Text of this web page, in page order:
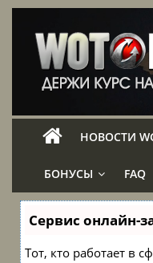
НОВОСТИ
БОНУСЫ FAQ
Сервис онлайн-
Тот, кто работает в